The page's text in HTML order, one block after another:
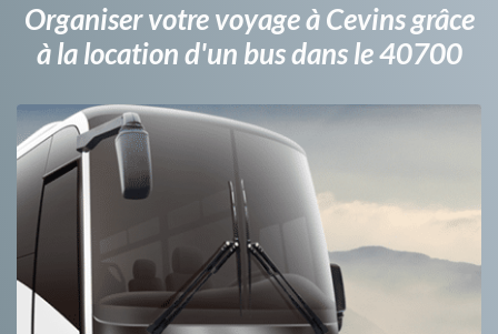
Organiser votre voyage à Cevins grâce
à la location d'un bus dans le 40700